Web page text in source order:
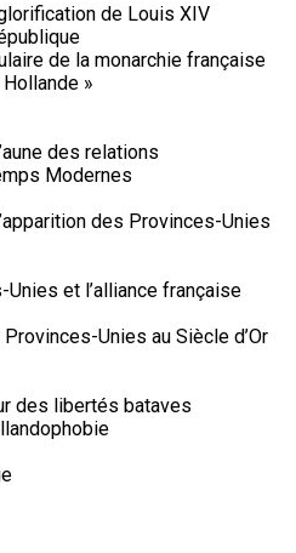
de Louis XIV
de la monarchie française
»
des relations
Modernes
des Provinces-Unies
et l’alliance française
Unies au Siècle d’Or
des libertés bataves